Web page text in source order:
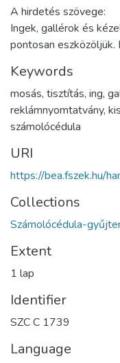
A hirdetés szövege:
Ingek, gallérok és
pontosan eszközöljük.
Keywords
mosás, tisztítás, ing,
reklámnyomtatvány,
számolócédula
URI
https://bea.fszek.hu/
Collections
Számolócédula-
Extent
1 lap
Identifier
SZC C 1739
Language